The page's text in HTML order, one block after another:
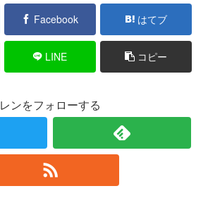
Facebook はてブ
LINE コピー
レンをフォローする